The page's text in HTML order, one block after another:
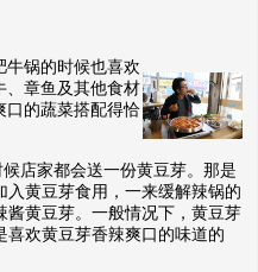
锅的时候也喜欢
、章鱼及其他食材
口的蔬菜搭配得恰
店家都会送一份黄豆芽。那是
入黄豆芽食用，一来缓解辣锅的
酱黄豆芽。一般情况下，黄豆芽
喜欢黄豆芽香辣爽口的味道的